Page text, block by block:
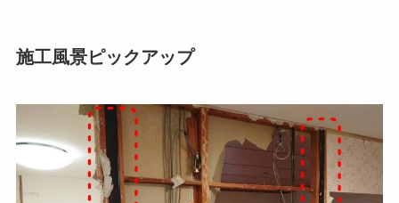
施工風景ピックアップ